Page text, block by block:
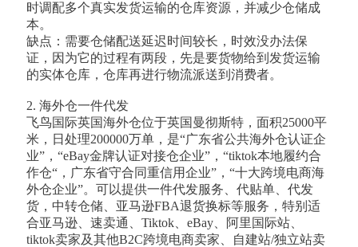
时调配多个真实发货运输的仓库资源，并减少仓储成
本。
缺点：需要仓储配送延迟时间较长，时效没办法保
证，因为它的过程有两段，先是要货物给到发货运输
的实体仓库，仓库再进行物流派送到消费者。
2. 海外仓一件代发
飞鸟国际英国海外仓位于英国曼彻斯特，面积25000平
米，日处理200000万单，是“广东省公共海外仓认证企
业”，“eBay金牌认证对接仓企业”，“tiktok本地履约合
作仓“，广东省守合同重信用企业”，“十大跨境电商海
外仓企业”。可以提供一件代发服务、代贴单、代发
货，中转仓储、亚马逊FBA退货换标等服务，特别适
合亚马逊、速卖通、Tiktok、eBay、阿里国际站、
tiktok卖家及其他B2C跨境电商卖家、自建站/独立站卖